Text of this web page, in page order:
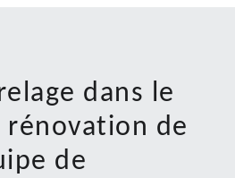
dans le
rénovation de
de